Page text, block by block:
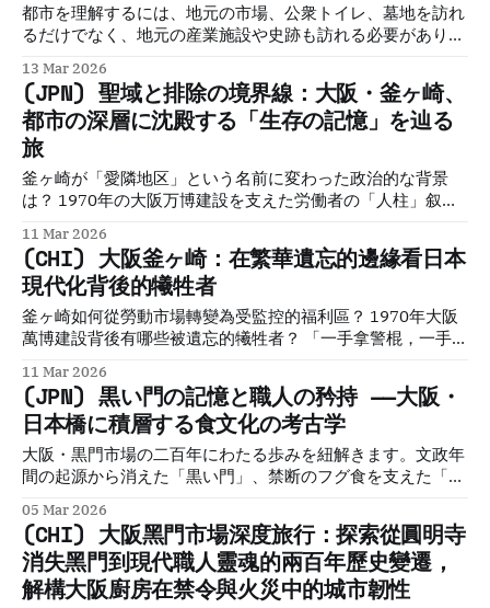
都市を理解するには、地元の市場、公衆トイレ、墓地を訪れ
るだけでなく、地元の産業施設や史跡も訪れる必要がありま
工業の中心地へとどのように変化したのでしょうか。
13 Mar 2026
(JPN) 聖域と排除の境界線：大阪・釜ヶ崎、
都市の深層に沈殿する「生存の記憶」を辿る
旅
釜ヶ崎が「愛隣地区」という名前に変わった政治的な背景
は？ 1970年の大阪万博建設を支えた労働者の「人柱」叙事
化？ Working Osaka 工作大阪Working Osaka: The
Industrial Soul Beneath Japan’s Merchant Capita, a Deep
Historical Travel Guide to Labor, Trade, Industry and the
Everyday Lives That Built Osaka Introduction: Beyond
Castles and Cuisine When travelers think of Osaka, they
11 Mar 2026
(CHI) 大阪釜ヶ崎：在繁華遺忘的邊緣看日本
現代化背後的犧牲者
釜ヶ崎如何從勞動市場轉變為受監控的福利區？ 1970年大阪
萬博建設背後有哪些被遺忘的犧牲者？ 「一手拿警棍，一手拿
Osaka: The Industrial Soul Beneath Japan’s Merchant
Capita, a Deep Historical Travel Guide to Labor, Trade,
Industry and the Everyday Lives That Built Osaka
Introduction: Beyond Castles and Cuisine When travelers
think of Osaka, they think of neon, street food, and
11 Mar 2026
(JPN) 黒い門の記憶と職人の矜持 ——大阪・
日本橋に積層する食文化の考古学
大阪・黒門市場の二百年にわたる歩みを紐解きます。文政年
間の起源から消えた「黒い門」、禁断のフグ食を支えた「地
い、職人の技術と商人のレジリエンスが息づく空間の深層
へ。歴史都市紀行家が、失われた風景と重層的な文化を専門
的視点で綴ります。
05 Mar 2026
(CHI) 大阪黑門市場深度旅行：探索從圓明寺
消失黑門到現代職人靈魂的兩百年歷史變遷，
解構大阪廚房在禁令與火災中的城市韌性